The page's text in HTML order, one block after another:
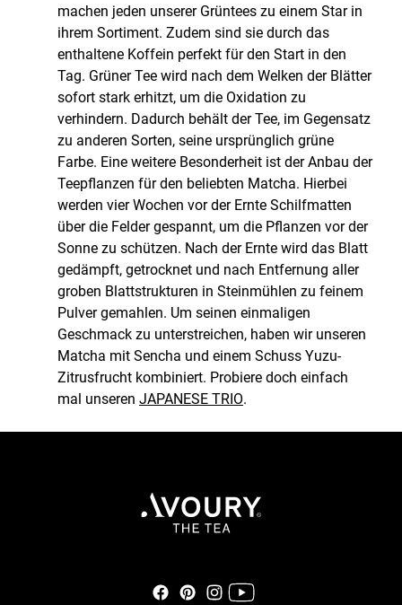
machen jeden unserer Grüntees zu einem Star in
ihrem Sortiment. Zudem sind sie durch das
enthaltene Koffein perfekt für den Start in den
Tag. Grüner Tee wird nach dem Welken der Blätter
sofort stark erhitzt, um die Oxidation zu
verhindern. Dadurch behält der Tee, im Gegensatz
zu anderen Sorten, seine ursprünglich grüne
Farbe. Eine weitere Besonderheit ist der Anbau der
Teepflanzen für den beliebten Matcha. Hierbei
werden vier Wochen vor der Ernte Schilfmatten
über die Felder gespannt, um die Pflanzen vor der
Sonne zu schützen. Nach der Ernte wird das Blatt
gedämpft, getrocknet und nach Entfernung aller
groben Blattstrukturen in Steinmühlen zu feinem
Pulver gemahlen. Um seinen einmaligen
Geschmack zu unterstreichen, haben wir unseren
Matcha mit Sencha und einem Schuss Yuzu-
Zitrusfrucht kombiniert. Probiere doch einfach
mal unseren JAPANESE TRIO.